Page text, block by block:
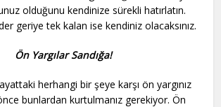
olduğunu kendinize sürekli hatırlatın.
geriye tek kalan ise kendiniz olacaksınız.
Ön Yargılar Sandığa!
herhangi bir şeye karşı ön yargınız
bunlardan kurtulmanız gerekiyor. Ön